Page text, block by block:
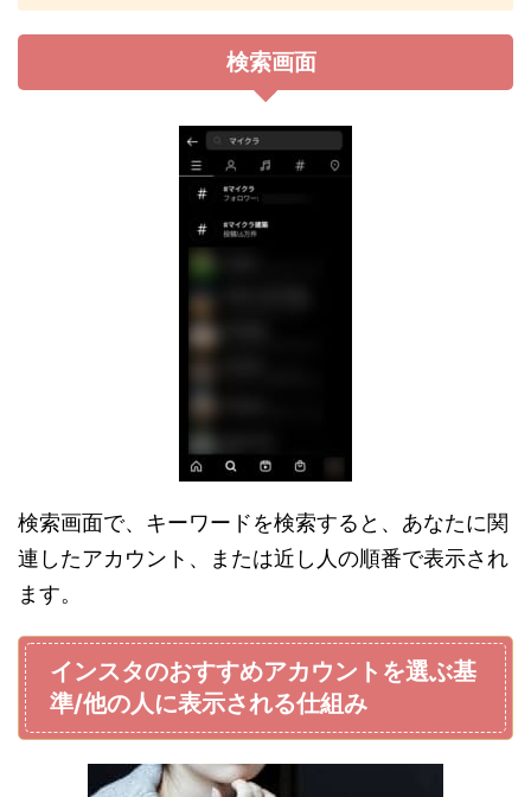
検索画面
検索画面で、キーワードを検索すると、あなたに関
連したアカウント、または近し人の順番で表示され
ます。
インスタのおすすめアカウントを選ぶ基
準/他の人に表示される仕組み